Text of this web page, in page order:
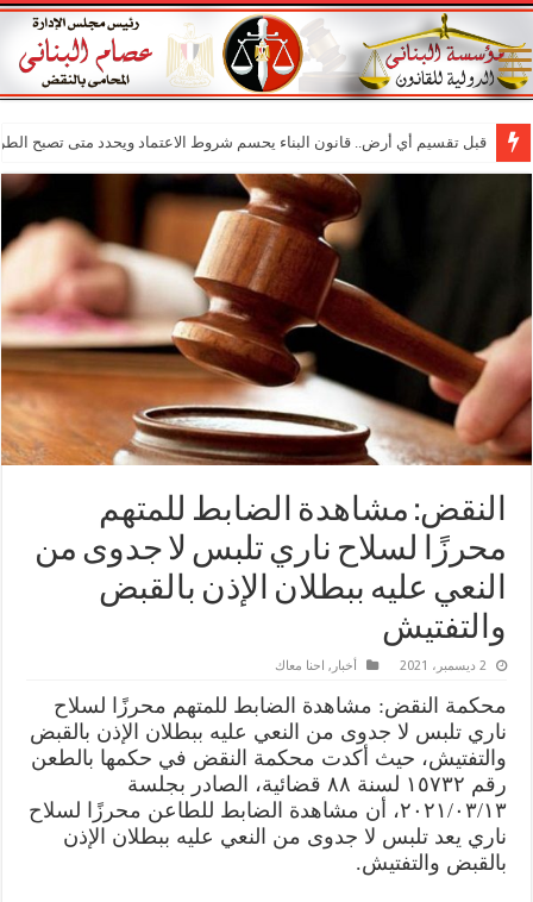
قبل تقسيم أي أرض.. قانون البناء يحسم شروط الاعتماد ويحدد متى تصبح
النقض: مشاهدة الضابط للمتهم
محرزًا لسلاح ناري تلبس لا جدوى من
النعي عليه ببطلان الإذن بالقبض
والتفتيش
2 ديسمبر، 2021 أخبار , احنا معاك
محكمة النقض: مشاهدة الضابط للمتهم محرزًا لسلاح
ناري تلبس لا جدوى من النعي عليه ببطلان الإذن بالقبض
والتفتيش، حيث أكدت محكمة النقض في حكمها بالطعن
رقم ١٥٧٣٢ لسنة ٨٨ قضائية، الصادر بجلسة
٢٠٢١/٠٣/١٣، أن مشاهدة الضابط للطاعن محرزًا لسلاح
ناري يعد تلبس لا جدوى من النعي عليه ببطلان الإذن
بالقبض والتفتيش.